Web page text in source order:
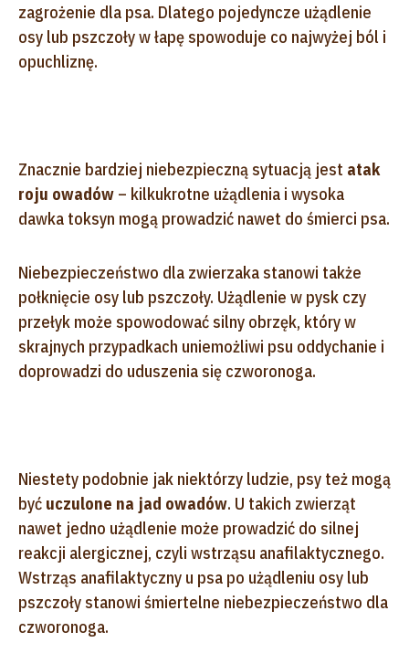
zagrożenie dla psa. Dlatego pojedyncze użądlenie
osy lub pszczoły w łapę spowoduje co najwyżej ból i
opuchliznę.
Znacznie bardziej niebezpieczną sytuacją jest atak
roju owadów – kilkukrotne użądlenia i wysoka
dawka toksyn mogą prowadzić nawet do śmierci psa.
Niebezpieczeństwo dla zwierzaka stanowi także
połknięcie osy lub pszczoły. Użądlenie w pysk czy
przełyk może spowodować silny obrzęk, który w
skrajnych przypadkach uniemożliwi psu oddychanie i
doprowadzi do uduszenia się czworonoga.
Niestety podobnie jak niektórzy ludzie, psy też mogą
być uczulone na jad owadów. U takich zwierząt
nawet jedno użądlenie może prowadzić do silnej
reakcji alergicznej, czyli wstrząsu anafilaktycznego.
Wstrząs anafilaktyczny u psa po użądleniu osy lub
pszczoły stanowi śmiertelne niebezpieczeństwo dla
czworonoga.